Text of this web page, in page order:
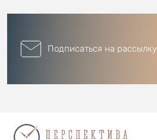
Подписаться на рассылку